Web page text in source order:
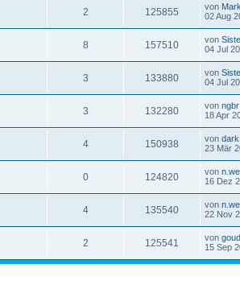
2 125855 von
02 Aug
8 157510 von
04 Jul
3 133880 von
04 Jul
3 132280 von ngbr
18 Apr
4 150938 von
23 Mär
0 124820 von
16 Dez
4 135540 von
22 Nov
2 125541 von
15 Sep